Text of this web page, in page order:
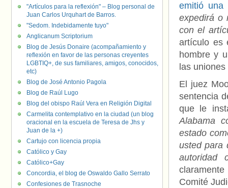
emitió una
expedirá o
con el
artículo es
hombre y
las
El juez
sentencia
que le
Alabama
estado
usted para
autoridad
Comité
"Artículos para la reflexión" – Blog personal de
Juan Carlos Urquhart de Barros.
"Sedom. Indebidamente tuyo"
Anglicanum Scriptorium
Blog de Jesús Donaire (acompañamiento y
reflexión en favor de las personas creyentes
LGBTIQ+, de sus familiares, amigos, conocidos,
etc)
Blog de José Antonio Pagola
Blog de Raúl Lugo
Blog del obispo Raúl Vera en Religión Digital
Carmelita contemplativo en la ciudad (un blog
oracional en la escuela de Teresa de Jhs y
Juan de la +)
Cartujo con licencia propia
Católico y Gay
Católico+Gay
Concordia, el blog de Oswaldo Gallo Serrato
Confesiones de Trasnoche